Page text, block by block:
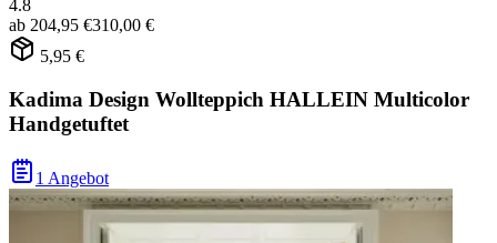
4.8
ab 204,95 €310,00 €
5,95 €
Kadima Design Wollteppich HALLEIN Multicolor
Handgetuftet
1 Angebot